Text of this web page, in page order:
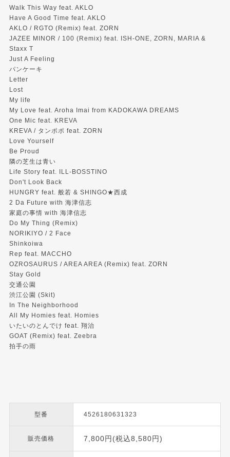
Walk This Way feat. AKLO
Have A Good Time feat. AKLO
AKLO / RGTO (Remix) feat. ZORN
JAZEE MINOR / 100 (Remix) feat. ISH-ONE, ZORN, MARIA &
Staxx T
Just A Feeling
パンケーキ
Letter
Lost
My life
My Love feat. Aroha Imai from KADOKAWA DREAMS
One Mic feat. KREVA
KREVA / タンポポ feat. ZORN
Love Yourself
Be Proud
隣の芝生は青い
Life Story feat. ILL-BOSSTINO
Don't Look Back
HUNGRY feat. 般若 & SHINGO★西成
2 Da Future with 海津信志
家庭の事情 with 海津信志
Do My Thing (Remix)
NORIKIYO / 2 Face
Shinkoiwa
Rep feat. MACCHO
OZROSAURUS / AREA AREA (Remix) feat. ZORN
Stay Gold
交通公園
渋江公園 (Skit)
In The Neighborhood
All My Homies feat. Homies
いたいのとんでけ feat. 翔治
GOAT (Remix) feat. Zeebra
拍手の雨
型番 4526180631323
販売価格 7,800円(税込8,580円)